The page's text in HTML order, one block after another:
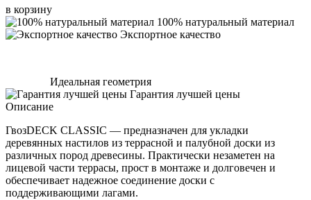
в корзину
100% натуральный материал
Экспортное качество
Идеальная геометрия
Гарантия лучшей цены
Описание
ГвозDECK CLASSIC — предназначен для укладки
деревянных настилов из террасной и палубной доски из
различных пород древесины. Практически незаметен на
лицевой части террасы, прост в монтаже и долговечен и
обеспечивает надежное соединение доски с
поддерживающими лагами.